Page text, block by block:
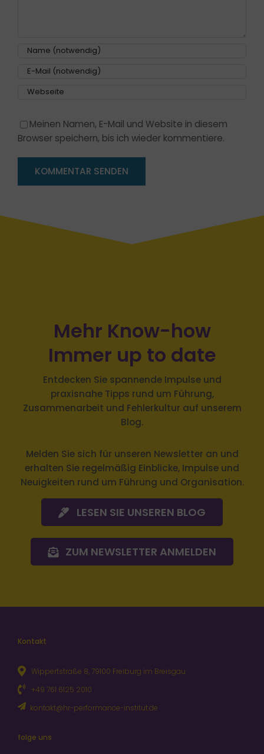
Meinen Namen, E-Mail und Website in diesem
Immer up to date
Entdecken Sie spannende Impulse und
praxisnahe Tipps rund um Führung,
Zusammenarbeit und Fehlerkultur auf unserem
Blog.
für unseren Newsletter an und
Neuigkeiten rund um Führung und Organisation.
LESEN SIE UNSEREN BLOG
ZUM NEWSLETTER ANMELDEN
Wippertstraße 8, 79100 Freiburg im Breisgau
folge uns